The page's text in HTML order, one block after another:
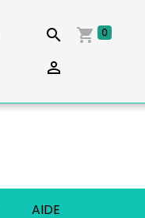
0
AIDE